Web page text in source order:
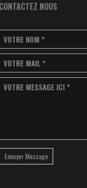
CONTACTEZ NOUS
VOTRE NOM *
VOTRE MAIL *
VOTRE MESSAGE ICI *
Envoyer Message